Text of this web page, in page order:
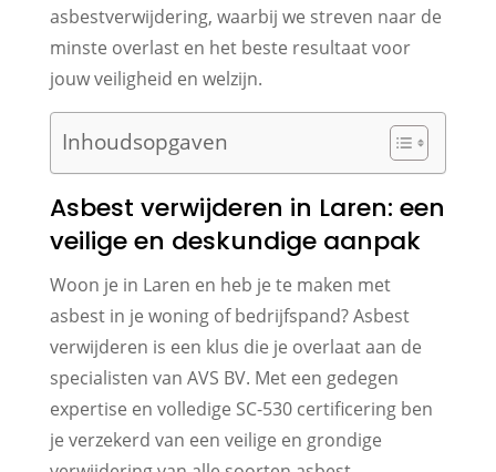
asbestverwijdering, waarbij we streven naar de
minste overlast en het beste resultaat voor
jouw veiligheid en welzijn.
Inhoudsopgaven
Asbest verwijderen in Laren: een
veilige en deskundige aanpak
Woon je in Laren en heb je te maken met
asbest in je woning of bedrijfspand? Asbest
verwijderen is een klus die je overlaat aan de
specialisten van AVS BV. Met een gedegen
expertise en volledige SC-530 certificering ben
je verzekerd van een veilige en grondige